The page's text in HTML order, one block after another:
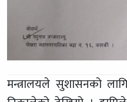
मन्त्रालयले सुशासनको